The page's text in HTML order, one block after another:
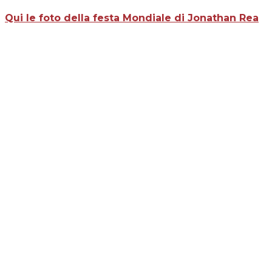
Qui le foto della festa Mondiale di Jonathan Rea